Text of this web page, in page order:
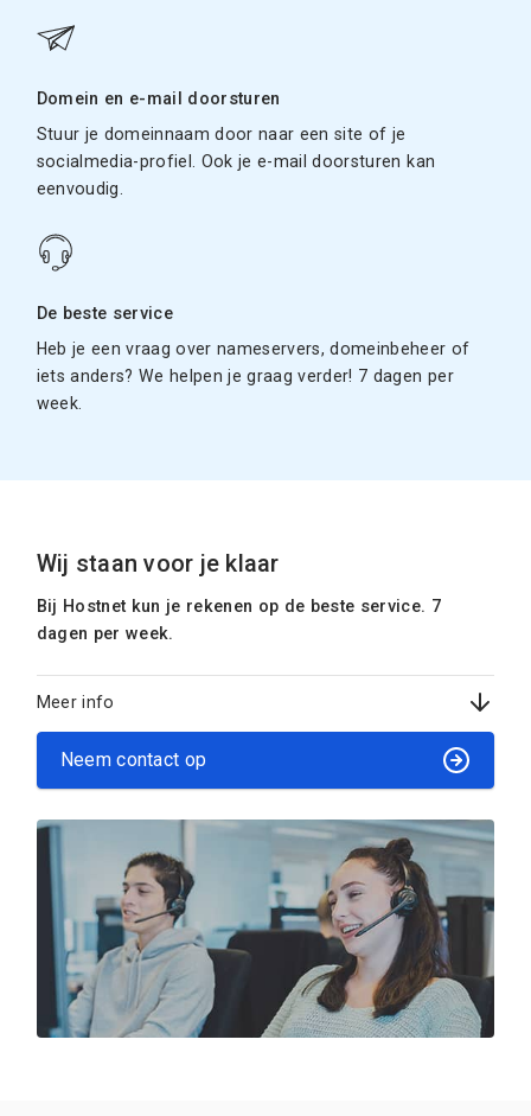
Domein en e-mail doorsturen
Stuur je domeinnaam door naar een site of je
socialmedia-profiel. Ook je e-mail doorsturen kan
eenvoudig.
De beste service
Heb je een vraag over nameservers, domeinbeheer of
iets anders? We helpen je graag verder! 7 dagen per
week.
Wij staan voor je klaar
Bij Hostnet kun je rekenen op de beste service. 7
dagen per week.
Meer info
Neem contact op